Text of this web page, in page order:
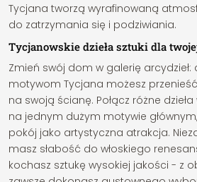
Tycjana tworzą wyrafinowaną
do zatrzymania się i podziwiania.
Tycjanowskie dzieła sztuki dla
Zmień swój dom w galerię arcydzieł:
motywom Tycjana możesz przenieść
na swoją ścianę. Połącz różne
na jednym dużym motywie
pokój jako artystyczna atrakcja.
masz słabość do włoskiego
kochasz sztukę wysokiej jakości - z